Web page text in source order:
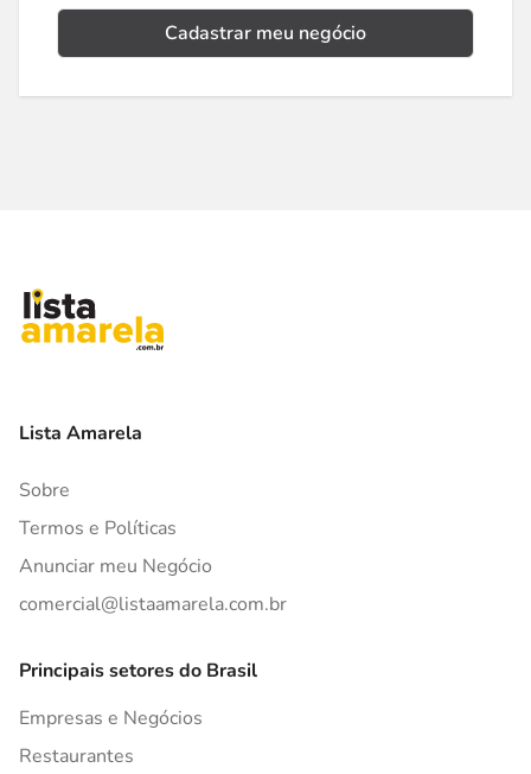
Cadastrar meu negócio
Lista Amarela
Sobre
Termos e Políticas
Anunciar meu Negócio
comercial@listaamarela.com.br
Principais setores do Brasil
Empresas e Negócios
Restaurantes